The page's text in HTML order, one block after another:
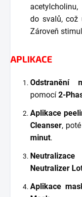
do svalů, což
Zároveň
APLIKACE
Odstranění
pomocí 2-
Aplikace
Cleanser,
minut.
Neutralizace
Neutralizer
Aplikace